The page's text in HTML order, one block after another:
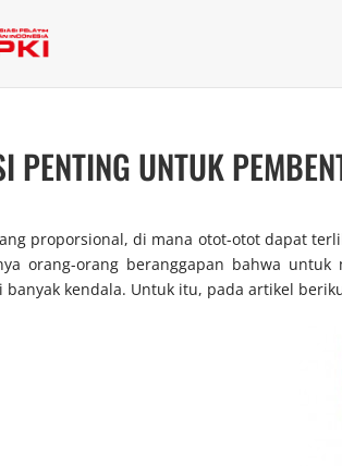
PENTING UNTUK
proporsional, di mana otot-otot dapat
orang-orang beranggapan bahwa
banyak kendala. Untuk itu, pada artikel